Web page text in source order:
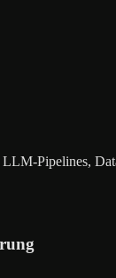
LLM-Pipelines,